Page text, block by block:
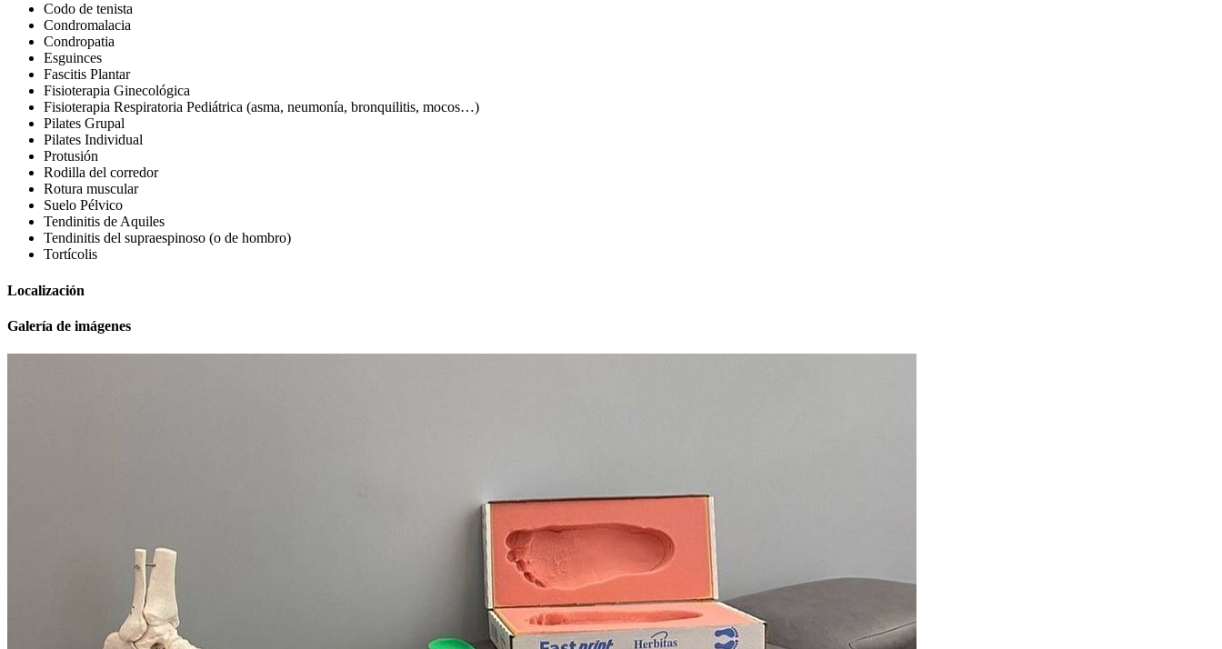
Codo de tenista
Condromalacia
Condropatia
Esguinces
Fascitis Plantar
Fisioterapia Ginecológica
Fisioterapia Respiratoria Pediátrica (asma, neumonía, bronquilitis, mocos…)
Pilates Grupal
Pilates Individual
Protusión
Rodilla del corredor
Rotura muscular
Suelo Pélvico
Tendinitis de Aquiles
Tendinitis del supraespinoso (o de hombro)
Tortícolis
Localización
Galería de imágenes